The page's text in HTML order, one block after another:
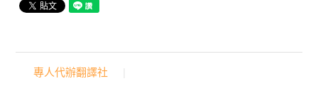
專人代辦翻譯社